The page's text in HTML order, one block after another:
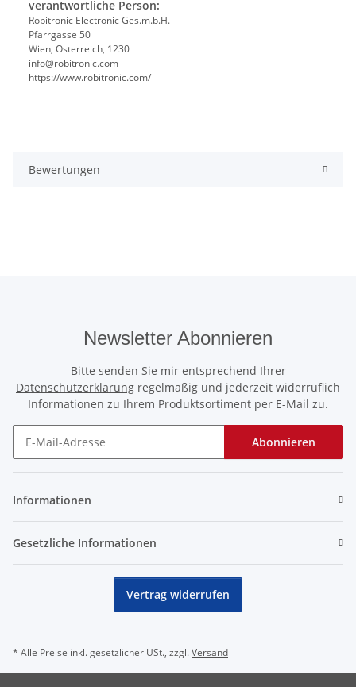
verantwortliche Person:
Robitronic Electronic Ges.m.b.H.
Pfarrgasse 50
Wien, Österreich, 1230
info@robitronic.com
https://www.robitronic.com/
Bewertungen
Newsletter Abonnieren
Bitte senden Sie mir entsprechend Ihrer
Datenschutzerklärung regelmäßig und jederzeit widerruflich
Informationen zu Ihrem Produktsortiment per E-Mail zu.
Abonnieren
Informationen
Gesetzliche Informationen
Vertrag widerrufen
* Alle Preise inkl. gesetzlicher USt., zzgl.Versand